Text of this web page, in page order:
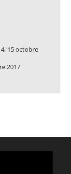
15 octobre
2017